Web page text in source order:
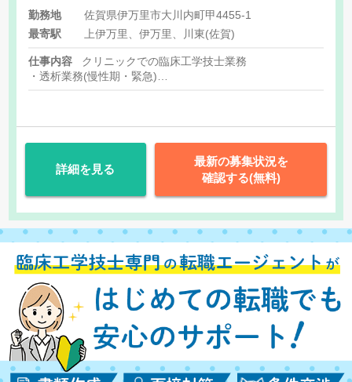
他手当] 扶養手当：8,000円‐
住宅手当：8,000円‐15,000円
勤務地
佐賀県伊万里市大川内町甲4455-1
最寄駅
上伊万里、伊万里、川東(佐賀)
仕事内容
クリニックでの臨床工学技士業務
・透析業務(慢性期・緊急)
詳細を見る
最新の募集状況を
確認する(無料)